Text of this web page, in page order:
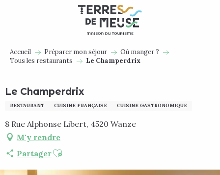
Accueil Préparer mon séjour
Où manger ?
Tous les restaurants
Le Champerdrix
Le Champerdrix
RESTAURANT CUISINE FRANÇAISE CUISINE GASTRONOMIQUE
8 Rue Alphonse Libert, 4520 Wanze
M'y rendre
PartagerAjouter aux favoris